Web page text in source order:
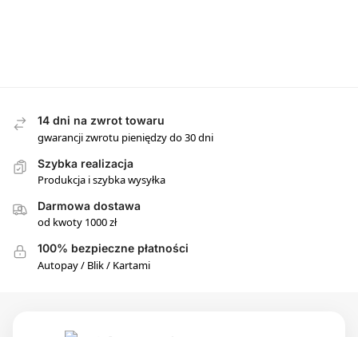
14 dni na zwrot towaru
gwarancji zwrotu pieniędzy do 30 dni
Szybka realizacja
Produkcja i szybka wysyłka
Darmowa dostawa
od kwoty 1000 zł
100% bezpieczne płatności
Autopay / Blik / Kartami